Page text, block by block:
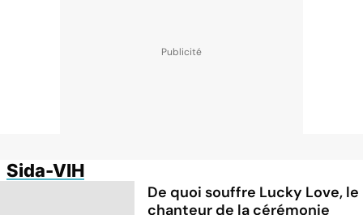
Sida-VIH
De quoi souffre Lucky Love, le
chanteur de la cérémonie